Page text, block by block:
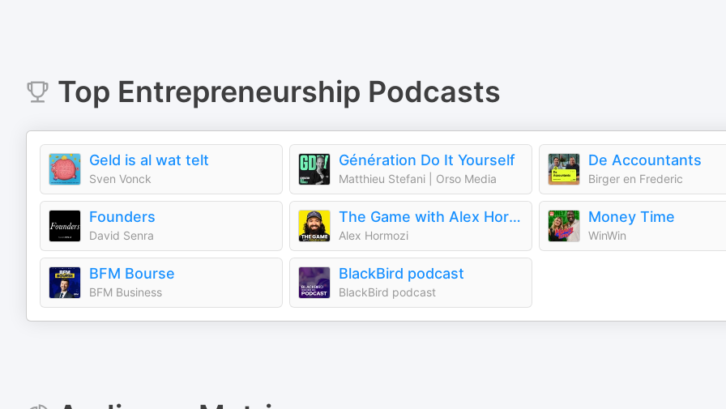
Top Entrepreneurship Podcasts
Geld is al wat telt
Sven Vonck
Génération Do It Yourself
Matthieu Stefani | Orso Media
De Accountants
Birger en Frederic
Founders
David Senra
The Game with Alex Hormozi
Alex Hormozi
Money Time
WinWin
BFM Bourse
BFM Business
BlackBird podcast
BlackBird podcast